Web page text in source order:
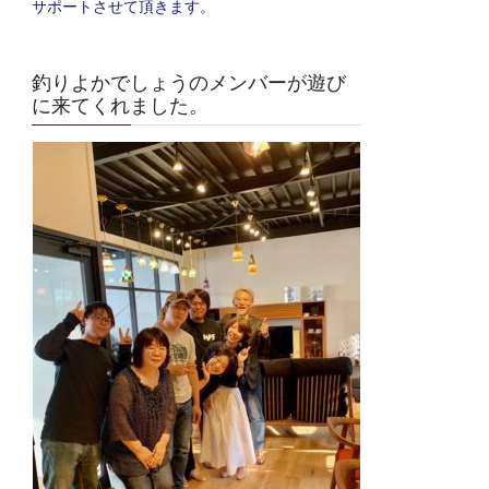
釣りよかでしょうのメンバーが遊び
に来てくれました。